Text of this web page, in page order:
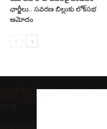
ఛార్జీలు.. సవరణ బిల్లుకు లోక్‌సభ
ఆమోదం